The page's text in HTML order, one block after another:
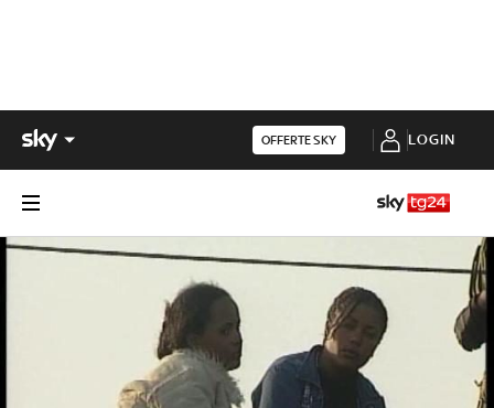
OFFERTE SKY LOGIN